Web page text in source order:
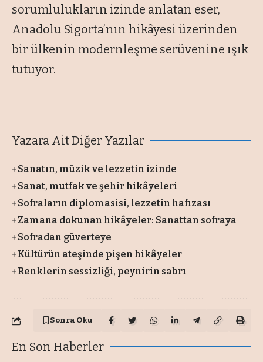
sorumlulukların izinde anlatan eser,
Anadolu Sigorta’nın hikâyesi üzerinden
bir ülkenin modernleşme serüvenine ışık
tutuyor.
Yazara Ait Diğer Yazılar
Sanatın, müzik ve lezzetin izinde
Sanat, mutfak ve şehir hikâyeleri
Sofraların diplomasisi, lezzetin hafızası
Zamana dokunan hikâyeler: Sanattan sofraya
Sofradan güverteye
Kültürün ateşinde pişen hikâyeler
Renklerin sessizliği, peynirin sabrı
Sonra Oku
En Son Haberler